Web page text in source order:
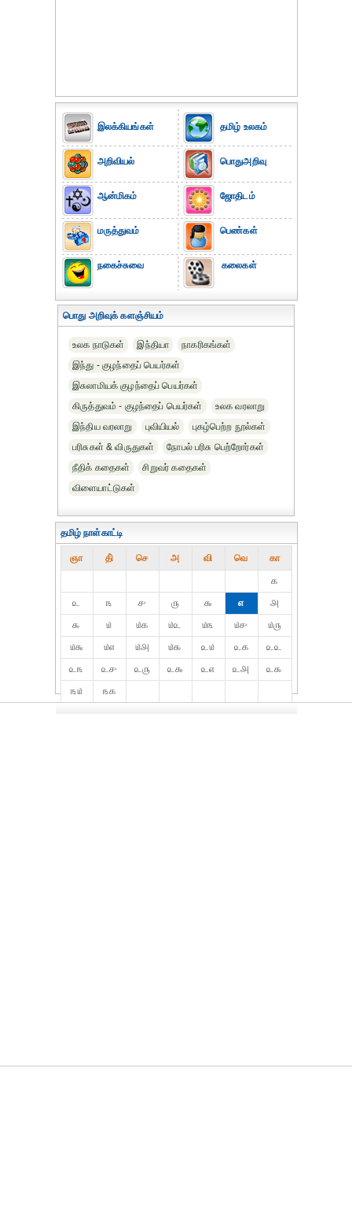
இலக்கியங்கள்
அறிவியல்
ஆன்மிகம்
மருத்துவம்
நகைச்சுவை
தமிழ் உலகம்
பொதுஅறிவு
ஜோதிடம்
பெண்கள்
கலைகள்
பொது அறிவுக் களஞ்சியம்
உலக நாடுகள் இந்தியா
நாகரிகங்கள்
இந்து - குழந்தைப் பெயர்கள்
இசுலாமியக் குழந்தைப் பெயர்கள்
கிருத்துவம் - குழந்தைப் பெயர்கள்
உலக வரலாறு
இந்திய வரலாறு
புவியியல்
புகழ்பெற்ற நூல்கள்
பரிசுகள் & விருதுகள்
நோபல் பரிசு‎ பெற்றோர்‎கள்
நீதிக் கதைகள்
சிறுவர் கதைகள்
விளையாட்டுகள்
தமிழ் நாள்காட்டி
ஞா தி் செ அ வி வெ கா
௧
௨
௩ ௪ ௫ ௬ ௭
௮
௯
௰ ௰௧ ௰௨ ௰௩ ௰௪
௰௫
௰௬
௰௭ ௰௮ ௰௯ ௨௰ ௨௧
௨௨
௨௩
௨௪ ௨௫ ௨௬ ௨௭ ௨௮
௨௯
௩௰
௩௧